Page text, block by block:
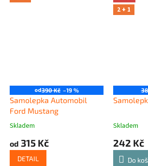
od390 Kč –19 %
Samolepka Automobil
Ford Mustang
Skladem
od 315 Kč
DETAIL
2 + 1
Skladem
242 Kč
Do